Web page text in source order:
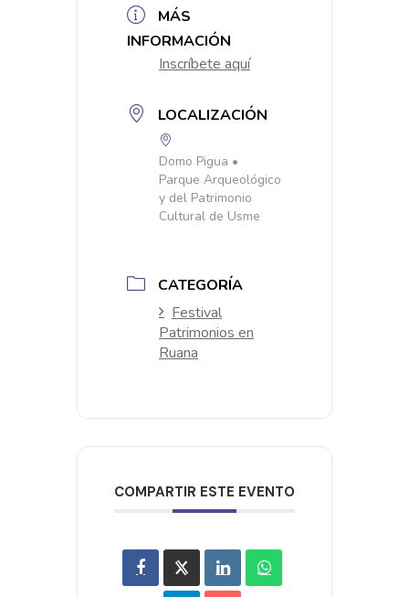
MÁS
INFORMACIÓN
Inscríbete aquí
LOCALIZACIÓN
Domo Pigua •
Parque Arqueológico
y del Patrimonio
Cultural de Usme
CATEGORÍA
Festival
Patrimonios en
Ruana
COMPARTIR ESTE EVENTO